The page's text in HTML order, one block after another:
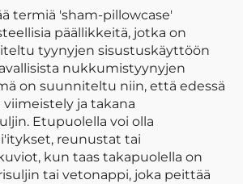
termiä 'sham-pillowcase'
päällikkeitä, jotka on
tyynyjen sisustuskäyttöön
nukkumistyynyjen
on suunniteltu niin, että edessä
ja takana
Etupuolella voi olla
reunustat tai
kun taas takapuolella on
tai vetonappi, joka peittää